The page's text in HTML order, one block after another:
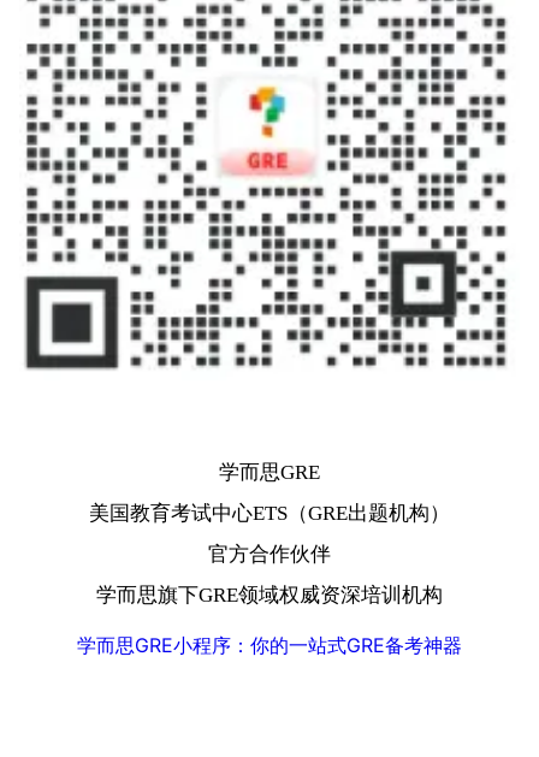
学而思GRE
美国教育考试中心ETS（GRE出题机构）
官方合作伙伴
学而思旗下GRE领域权威资深培训机构
学而思GRE小程序：你的一站式GRE备考神器